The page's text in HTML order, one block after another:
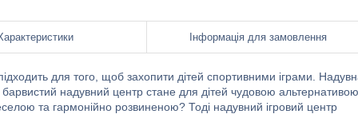
Інформація для замовлення
для того, щоб захопити дітей спортивними іграми.
надувний центр стане для дітей чудовою альтернативою
та гармонійно розвиненою? Тоді надувний ігровий центр